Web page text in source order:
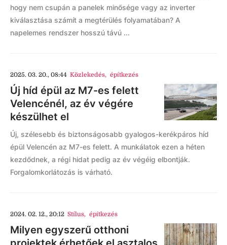
hogy nem csupán a panelek minősége vagy az inverter
kiválasztása számít a megtérülés folyamatában? A
napelemes rendszer hosszú távú ...
2025. 03. 20., 08:44 Közlekedés, építkezés
Új híd épül az M7-es felett
Velencénél, az év végére
készülhet el
Új, szélesebb és biztonságosabb gyalogos-kerékpáros híd
épül Velencén az M7-es felett. A munkálatok ezen a héten
kezdődnek, a régi hidat pedig az év végéig elbontják.
Forgalomkorlátozás is várható.
2024. 02. 12., 20:12 Stílus, építkezés
Milyen egyszerű otthoni